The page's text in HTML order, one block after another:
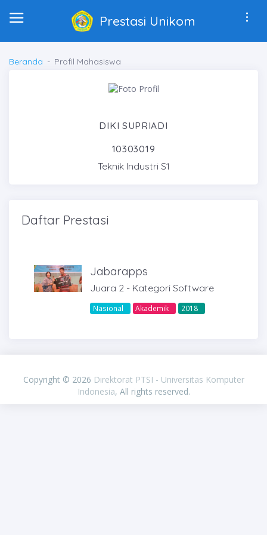
Prestasi Unikom
Beranda Profil Mahasiswa
DIKI SUPRIADI
10303019
Teknik Industri S1
Daftar Prestasi
Jabarapps
Juara 2 - Kategori Software
Nasional Akademik 2018
Copyright © 2026 Direktorat PTSI - Universitas Komputer
Indonesia, All rights reserved.